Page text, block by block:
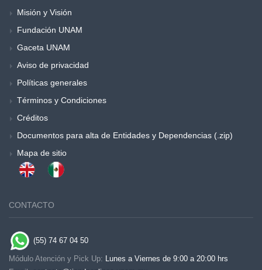
Misión y Visión
Fundación UNAM
Gaceta UNAM
Aviso de privacidad
Políticas generales
Términos y Condiciones
Créditos
Documentos para alta de Entidades y Dependencias (.zip)
Mapa de sitio
CONTACTO
(55) 74 67 04 50
Módulo Atención y Pick Up: Lunes a Viernes de 9:00 a 20:00 hrs